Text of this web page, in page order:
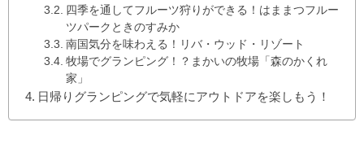
四季を通してフルーツ狩りができる！はままつフルー
ツパークときのすみか
南国気分を味わえる！リバ・ウッド・リゾート
牧場でグランピング！？まかいの牧場「森のかくれ
家」
日帰りグランピングで気軽にアウトドアを楽しもう！